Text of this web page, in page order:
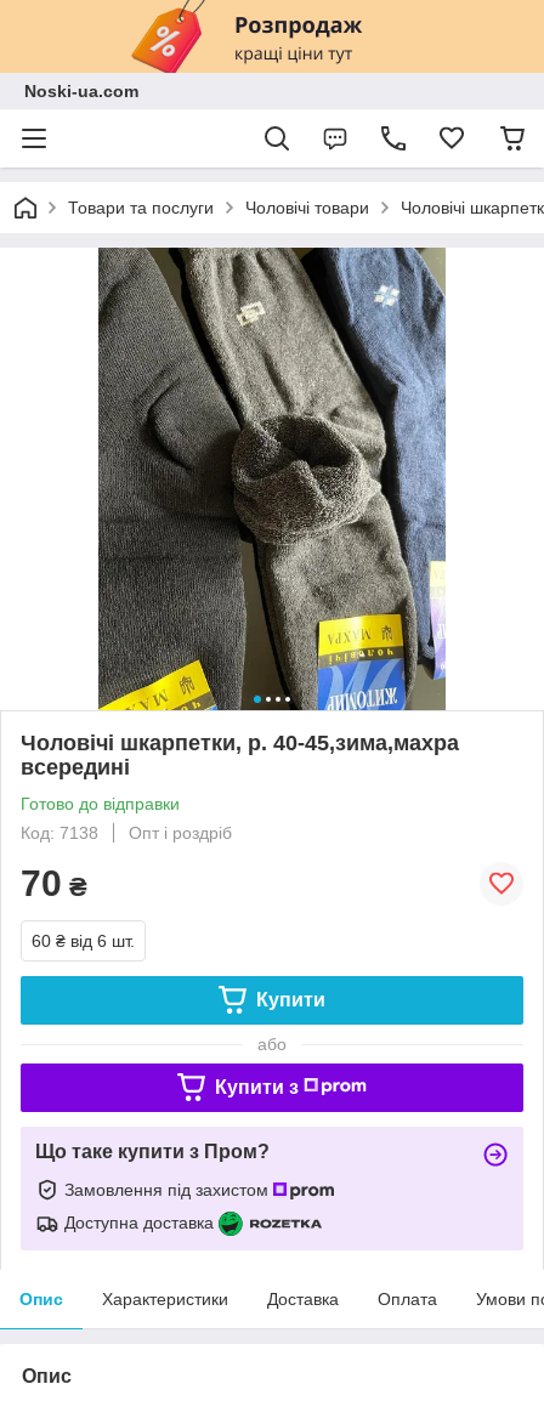
Noski-ua.com
Товари та послуги Чоловічі товари Чоловічі
Чоловічі шкарпетки, р. 40-45,зима,махра
всередині
Готово до відправки
Код: 7138
Опт і роздріб
70 ₴
60 ₴ від 6 шт.
Купити
або
Купити з
Що таке купити з Пром?
Замовлення під захистом
Доступна доставка
Опис Характеристики Доставка Оплата Умови
Опис